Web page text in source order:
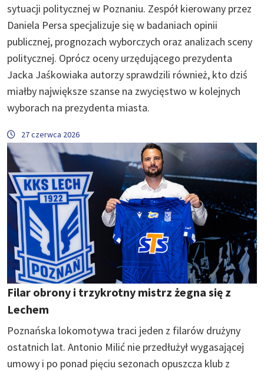
sytuacji politycznej w Poznaniu. Zespół kierowany przez
Daniela Persa specjalizuje się w badaniach opinii
publicznej, prognozach wyborczych oraz analizach sceny
politycznej. Oprócz oceny urzędującego prezydenta
Jacka Jaśkowiaka autorzy sprawdzili również, kto dziś
miałby największe szanse na zwycięstwo w kolejnych
wyborach na prezydenta miasta.
27 czerwca 2026
Filar obrony i trzykrotny mistrz żegna się z
Lechem
Poznańska lokomotywa traci jeden z filarów drużyny
ostatnich lat. Antonio Milić nie przedłużył wygasającej
umowy i po ponad pięciu sezonach opuszcza klub z